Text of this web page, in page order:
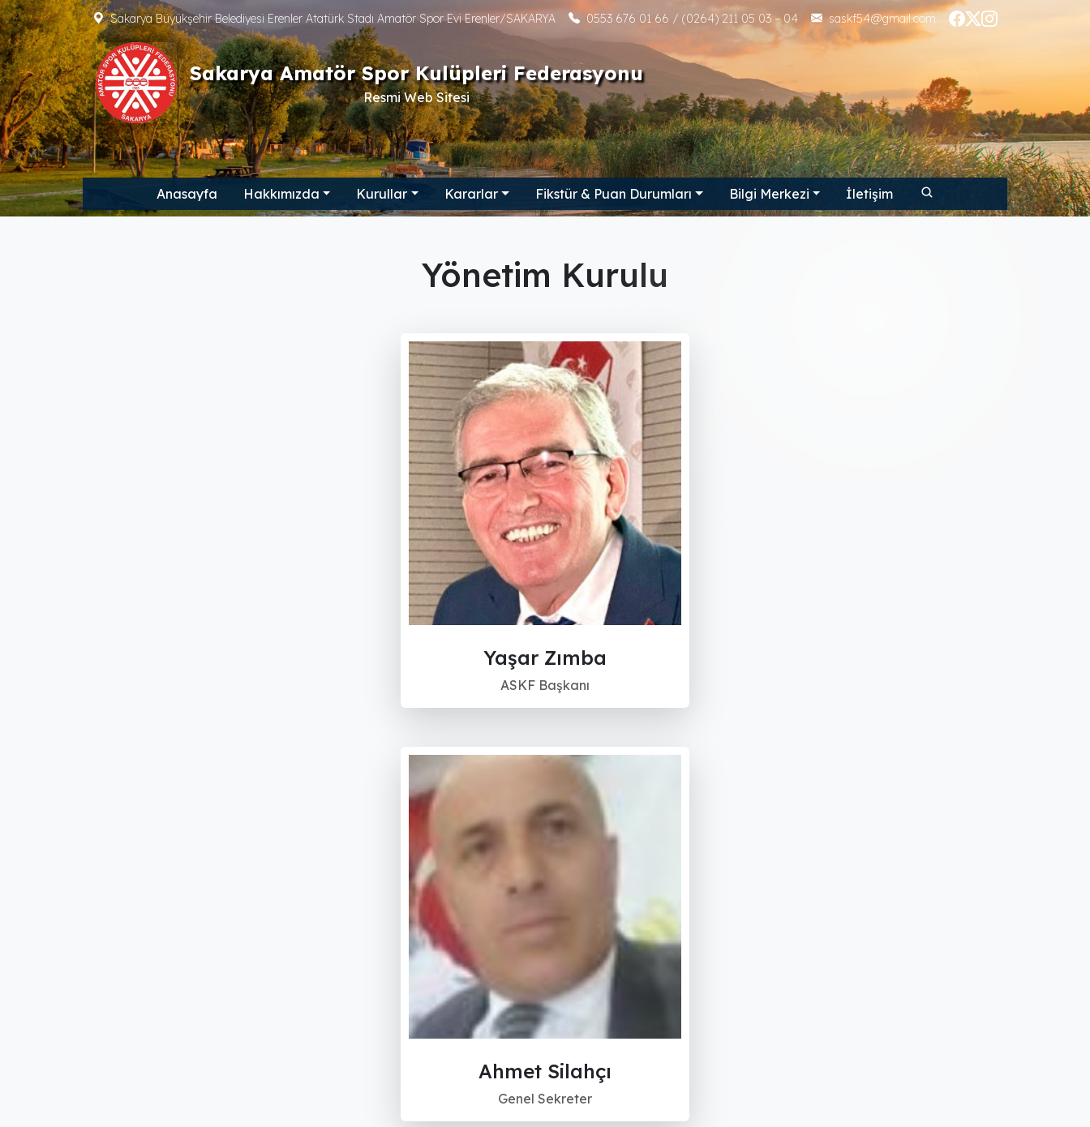
Sakarya Büyükşehir Belediyesi Erenler Atatürk Stadı Amatör Spor Evi Erenler/SAKARYA 0553 676 01 66 / (0264) 211 05 03 – 04 saskf54@gmail.com
Sakarya Amatör Spor Kulüpleri Federasyonu
Resmi Web Sitesi
Anasayfa Hakkımızda Kurullar Kararlar Fikstür & Puan Durumları Bilgi Merkezi İletişim
Yönetim Kurulu
Yaşar Zımba
ASKF Başkanı
Ahmet Silahçı
Genel Sekreter